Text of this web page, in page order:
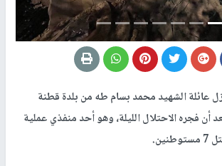
عائلة الشهيد محمد بسام طه من بلدة قطنة
فجره الاحتلال الليلة، وهو أحد منفذي عملية